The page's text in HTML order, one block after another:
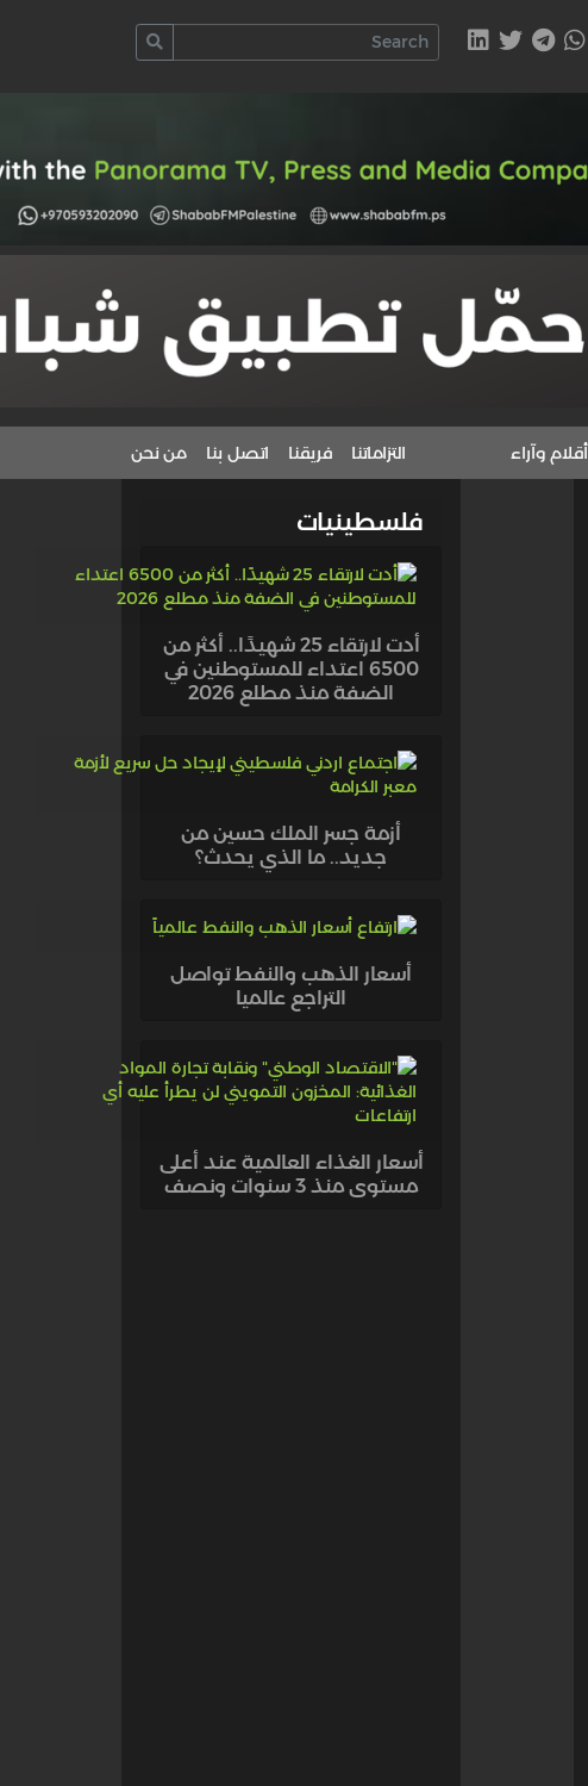
أقلام وآراء التزاماتنا فريقنا اتصل بنا من نحن
فلسطينيات
أدت لارتقاء 25 شهيدًا.. أكثر من
6500 اعتداء للمستوطنين في
الضفة منذ مطلع 2026
أزمة جسر الملك حسين من
جديد.. ما الذي يحدث؟
أسعار الذهب والنفط تواصل
التراجع عالميا
أسعار الغذاء العالمية عند أعلى
مستوى منذ 3 سنوات ونصف